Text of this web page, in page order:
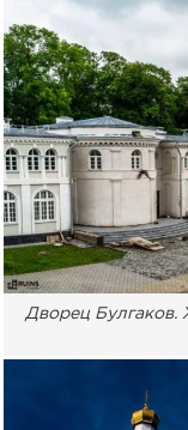
Дворец Булгаков.